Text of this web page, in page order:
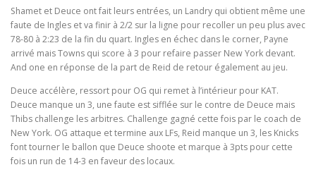
Shamet et Deuce ont fait leurs entrées, un Landry qui obtient même une
faute de Ingles et va finir à 2/2 sur la ligne pour recoller un peu plus avec
78-80 à 2:23 de la fin du quart. Ingles en échec dans le corner, Payne
arrivé mais Towns qui score à 3 pour refaire passer New York devant.
And one en réponse de la part de Reid de retour également au jeu.
Deuce accélère, ressort pour OG qui remet à l’intérieur pour KAT.
Deuce manque un 3, une faute est sifflée sur le contre de Deuce mais
Thibs challenge les arbitres. Challenge gagné cette fois par le coach de
New York. OG attaque et termine aux LFs, Reid manque un 3, les Knicks
font tourner le ballon que Deuce shoote et marque à 3pts pour cette
fois un run de 14-3 en faveur des locaux.